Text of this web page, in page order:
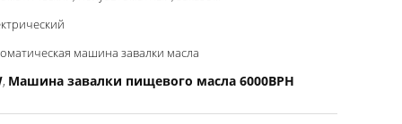
машина завалки масла
, Машина завалки пищевого масла 6000BPH